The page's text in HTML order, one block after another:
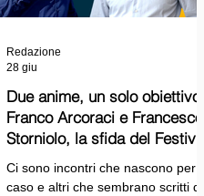
Due anime, un solo obiettivo:
Franco Arcoraci e Francesco
Storniolo, la sfida del Festival
del Cinema Italiano sul Lago
Trasimeno
Ci sono incontri che nascono per
caso e altri che sembrano scritti dal
Redazione
28 giu